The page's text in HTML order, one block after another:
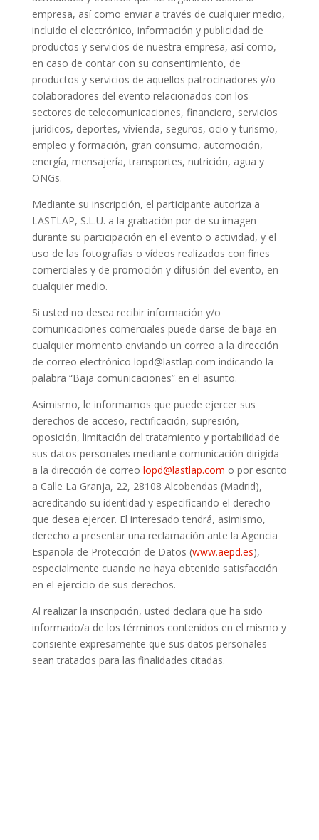
empresa, así como enviar a través de cualquier medio,
incluido el electrónico, información y publicidad de
productos y servicios de nuestra empresa, así como,
en caso de contar con su consentimiento, de
productos y servicios de aquellos patrocinadores y/o
colaboradores del evento relacionados con los
sectores de telecomunicaciones, financiero, servicios
jurídicos, deportes, vivienda, seguros, ocio y turismo,
empleo y formación, gran consumo, automoción,
energía, mensajería, transportes, nutrición, agua y
ONGs.
Mediante su inscripción, el participante autoriza a
LASTLAP, S.L.U. a la grabación por de su imagen
durante su participación en el evento o actividad, y el
uso de las fotografías o vídeos realizados con fines
comerciales y de promoción y difusión del evento, en
cualquier medio.
Si usted no desea recibir información y/o
comunicaciones comerciales puede darse de baja en
cualquier momento enviando un correo a la dirección
de correo electrónico lopd@lastlap.com indicando la
palabra “Baja comunicaciones” en el asunto.
Asimismo, le informamos que puede ejercer sus
derechos de acceso, rectificación, supresión,
oposición, limitación del tratamiento y portabilidad de
sus datos personales mediante comunicación dirigida
a la dirección de correo lopd@lastlap.com o por escrito
a Calle La Granja, 22, 28108 Alcobendas (Madrid),
acreditando su identidad y especificando el derecho
que desea ejercer. El interesado tendrá, asimismo,
derecho a presentar una reclamación ante la Agencia
Española de Protección de Datos (www.aepd.es),
especialmente cuando no haya obtenido satisfacción
en el ejercicio de sus derechos.
Al realizar la inscripción, usted declara que ha sido
informado/a de los términos contenidos en el mismo y
consiente expresamente que sus datos personales
sean tratados para las finalidades citadas.